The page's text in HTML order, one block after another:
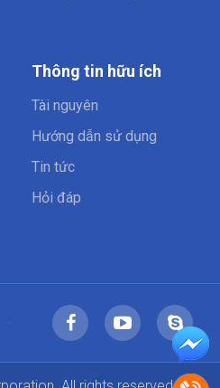
Thông tin hữu ích
Tài nguyên
Hướng dẫn sử dụng
Tin tức
Hỏi đáp